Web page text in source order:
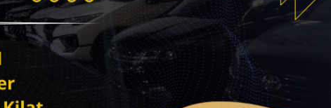
Rp 250.000 / pax